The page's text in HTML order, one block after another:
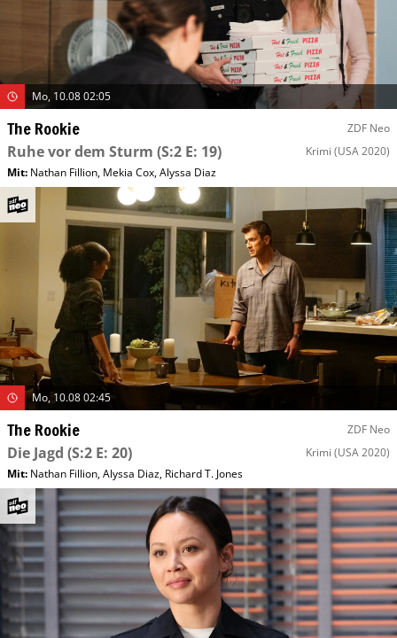
Mo, 10.08 02:05
The Rookie ZDF Neo
Ruhe vor dem Sturm (S:2 E: 19) Krimi (USA 2020)
Mit: Nathan Fillion, Mekia Cox,Alyssa Diaz
Mo, 10.08 02:45
The Rookie ZDF Neo
Die Jagd (S:2 E: 20) Krimi (USA 2020)
Mit: Nathan Fillion,Alyssa Diaz, Richard T. Jones